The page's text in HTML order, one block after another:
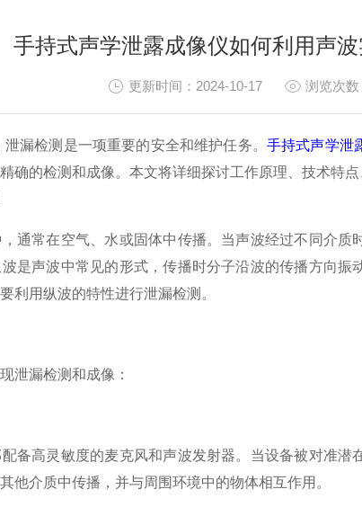
手持式声学泄露成像仪如何利用声
更新时间：2024-10-17 浏览次数
检测是一项重要的安全和维护任务。 手持式声学泄
确的检测和成像。本文将详细探讨工作原理、技术特点
常在空气、水或固体中传播。当声波经过不同介质
是声波中常见的形式，传播时分子沿波的传播方向振
利用纵波的特性进行泄漏检测。
漏检测和成像：
高灵敏度的麦克风和声波发射器。当设备被对准潜
他介质中传播，并与周围环境中的物体相互作用。